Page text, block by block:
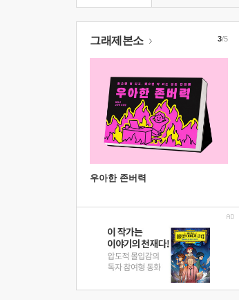
그래제본소
우아한 존버력
3/5